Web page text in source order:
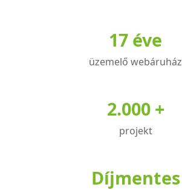
17 éve
üzemelő webáruház
2.000 +
projekt
Díjmentes